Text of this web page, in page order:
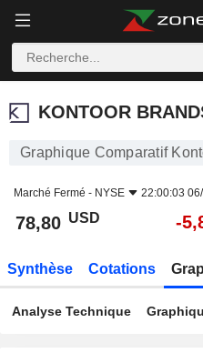
KONTOOR BRANDS, INC.
KONTOOR
Graphique Comparatif
Marché Fermé - NYSE 22:00:03
78,80 USD -
Synthèse Cotations
Analyse Technique